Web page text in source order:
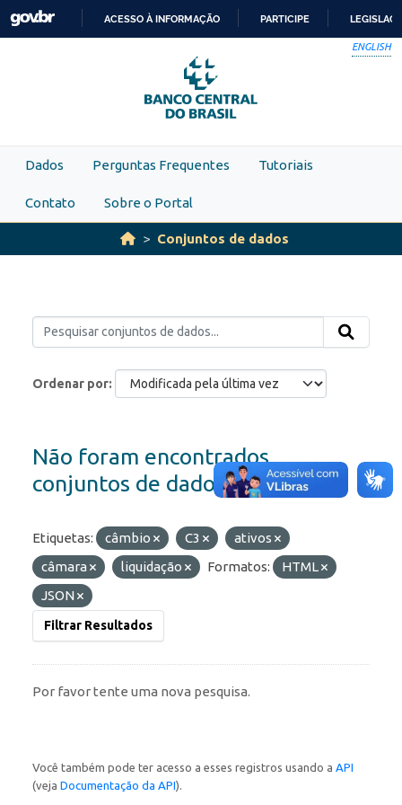
Skip to main content
PARA
O
CONTEÚDO
ACESSO À INFORMAÇÃO PARTICIPE
ENGLISH
Dados Perguntas Frequentes Tutoriais
Contato Sobre o Portal
Conjuntos de dados
Ordenar por
Não foram encontrados
conjuntos de dados
Etiquetas: câmbio C3
ativos
câmara
liquidação Formatos:
HTML
JSON
Filtrar Resultados
Por favor tente uma nova pesquisa.
Você também pode ter acesso a esses registros usando a API
(veja Documentação da API).